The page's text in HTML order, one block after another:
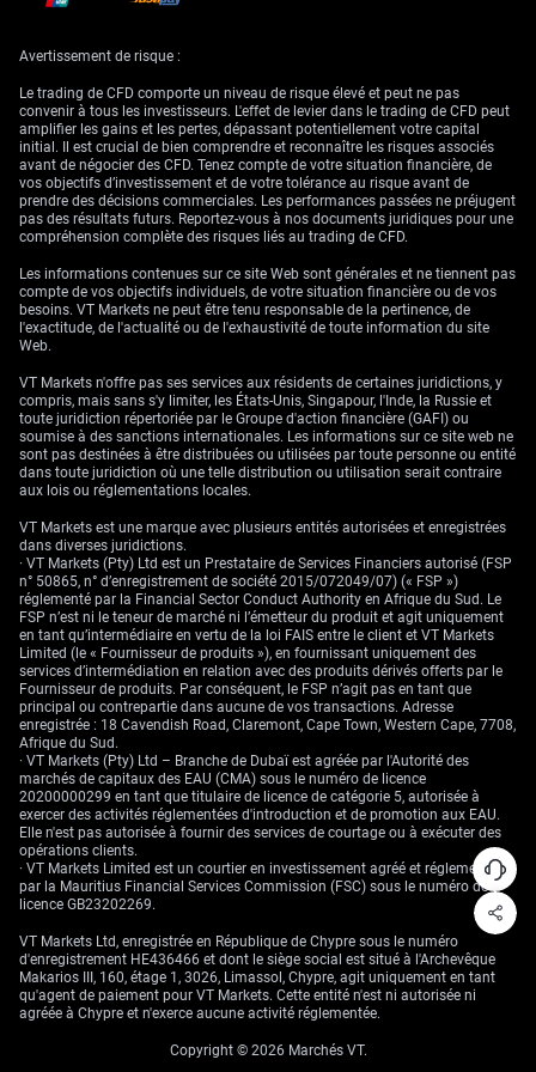
américain assure sa stabilité et sa force.
7. Euro (EUR)
En tant que monnaie officielle de 19 des 27 pays de
l’Union Européenne, l’Euro est l’une des monnaies les
plus stables et les plus échangées. La force
économique et l’intégration des pays de la zone euro
contribuent à la robustesse de l’EUR.
8. Franc Suisse (CHF)
Connu pour sa stabilité et sa sécurité, le Franc Suisse
est soutenu par l’économie forte de la Suisse, une faible
inflation et des politiques fiscales saines. Il est souvent
considéré comme une monnaie de “refuge”.
9. Dollar Américain (USD)
Le Dollar Américain est la principale monnaie de réserve
mondiale et est largement utilisé dans le commerce
international. La taille et la force de l’économie
américaine, ainsi que sa stabilité politique et
économique, assurent la position de l’USD parmi les
monnaies les plus fortes.
10. Dollar Canadien (CAD)
Le Dollar Canadien est soutenu par la performance
économique solide du Canada, ses riches ressources
naturelles et son environnement politique stable. C’est
l’une des monnaies les plus échangées au monde.
Facteurs Affectant les Prix des Devises
Les prix des devises sont influencés par divers facteurs
:
Indicateurs Économiques: Les taux d’intérêt et
les niveaux d’inflation impactent la valeur des
devises. Des taux d’intérêt élevés attirent les
Avertissement de risque :
Le trading de CFD comporte un niveau de risque élevé et peut ne pas
convenir à tous les investisseurs. L'effet de levier dans le trading de CFD peut
amplifier les gains et les pertes, dépassant potentiellement votre capital
initial. Il est crucial de bien comprendre et reconnaître les risques associés
avant de négocier des CFD. Tenez compte de votre situation financière, de
vos objectifs d’investissement et de votre tolérance au risque avant de
prendre des décisions commerciales. Les performances passées ne préjugent
pas des résultats futurs. Reportez-vous à nos documents juridiques pour une
compréhension complète des risques liés au trading de CFD.
Les informations contenues sur ce site Web sont générales et ne tiennent pas
compte de vos objectifs individuels, de votre situation financière ou de vos
besoins. VT Markets ne peut être tenu responsable de la pertinence, de
l'exactitude, de l'actualité ou de l'exhaustivité de toute information du site
Web.
VT Markets n'offre pas ses services aux résidents de certaines juridictions, y
compris, mais sans s'y limiter, les États-Unis, Singapour, l'Inde, la Russie et
toute juridiction répertoriée par le Groupe d'action financière (GAFI) ou
soumise à des sanctions internationales. Les informations sur ce site web ne
sont pas destinées à être distribuées ou utilisées par toute personne ou entité
dans toute juridiction où une telle distribution ou utilisation serait contraire
aux lois ou réglementations locales.
VT Markets est une marque avec plusieurs entités autorisées et enregistrées
dans diverses juridictions.
· VT Markets (Pty) Ltd est un Prestataire de Services Financiers autorisé (FSP
n° 50865, n° d’enregistrement de société 2015/072049/07) (« FSP »)
réglementé par la Financial Sector Conduct Authority en Afrique du Sud. Le
FSP n’est ni le teneur de marché ni l’émetteur du produit et agit uniquement
en tant qu’intermédiaire en vertu de la loi FAIS entre le client et VT Markets
Limited (le « Fournisseur de produits »), en fournissant uniquement des
services d’intermédiation en relation avec des produits dérivés offerts par le
Fournisseur de produits. Par conséquent, le FSP n’agit pas en tant que
principal ou contrepartie dans aucune de vos transactions. Adresse
enregistrée : 18 Cavendish Road, Claremont, Cape Town, Western Cape, 7708,
Afrique du Sud.
· VT Markets (Pty) Ltd – Branche de Dubaï est agréée par l'Autorité des
marchés de capitaux des EAU (CMA) sous le numéro de licence
20200000299 en tant que titulaire de licence de catégorie 5, autorisée à
exercer des activités réglementées d'introduction et de promotion aux EAU.
Elle n'est pas autorisée à fournir des services de courtage ou à exécuter des
opérations clients.
· VT Markets Limited est un courtier en investissement agréé et réglementé
par la Mauritius Financial Services Commission (FSC) sous le numéro de
licence GB23202269.
VT Markets Ltd, enregistrée en République de Chypre sous le numéro
d'enregistrement HE436466 et dont le siège social est situé à l'Archevêque
Makarios III, 160, étage 1, 3026, Limassol, Chypre, agit uniquement en tant
qu'agent de paiement pour VT Markets. Cette entité n'est ni autorisée ni
agréée à Chypre et n'exerce aucune activité réglementée.
Copyright © 2026 Marchés VT.